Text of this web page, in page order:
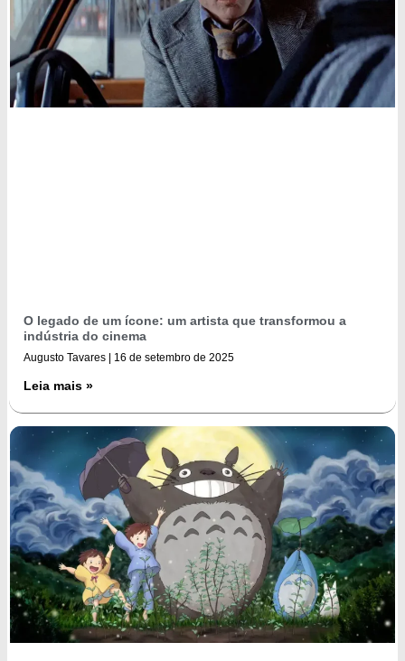
O legado de um ícone: um artista que transformou a
indústria do cinema
Augusto Tavares 16 de setembro de 2025
Leia mais »